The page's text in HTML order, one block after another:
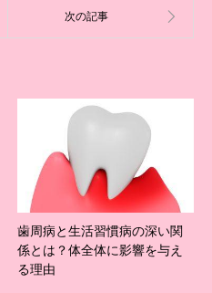
歯周病と生活習慣病の深い関
係とは？体全体に影響を与え
る理由